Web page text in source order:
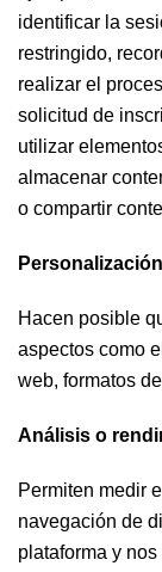
identificar la
restringido,
realizar el
solicitud de
utilizar
almacenar
o compartir
Hacen posible
aspectos como
web, formatos
Análisis o
Permiten medir
navegación de
plataforma y